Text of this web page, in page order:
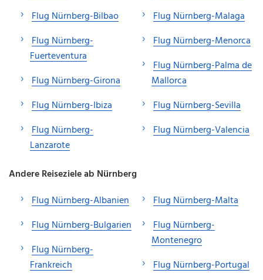
Flug Nürnberg-Bilbao
Flug Nürnberg-
Fuerteventura
Flug Nürnberg-Girona
Flug Nürnberg-Ibiza
Flug Nürnberg-
Lanzarote
Flug Nürnberg-Malaga
Flug Nürnberg-Menorca
Flug Nürnberg-Palma de
Mallorca
Flug Nürnberg-Sevilla
Flug Nürnberg-Valencia
Andere Reiseziele ab Nürnberg
Flug Nürnberg-Albanien
Flug Nürnberg-Bulgarien
Flug Nürnberg-
Frankreich
Flug Nürnberg-Malta
Flug Nürnberg-
Montenegro
Flug Nürnberg-Portugal